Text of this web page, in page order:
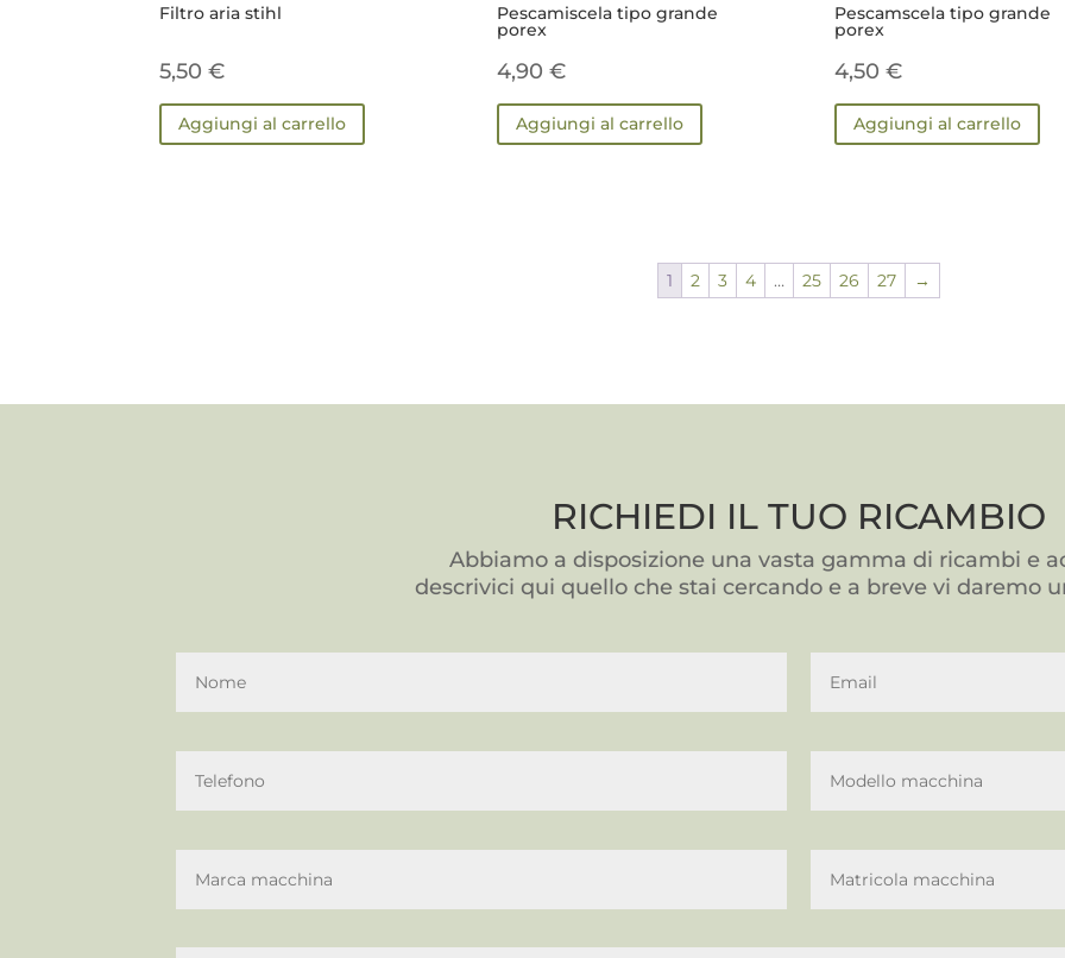
Filtro aria stihl
5,50€
Aggiungi al carrello
Pescamiscela tipo grande
porex
4,90 €
Aggiungi al carrello
Pescamscela tipo grande
porex
4,50 €
Aggiungi al carrello
1 2 3 4 … 25 26 27 →
RICHIEDI IL TUO RICAMBIO
Abbiamo a disposizione una vasta gamma di ricambi e
descrivici qui quello che stai cercando e a breve vi daremo